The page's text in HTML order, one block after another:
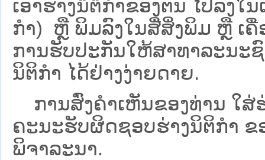
ເອົາຮ່າງນິຕິກຳຂອງຕົນ ໄປລົງໃ
ກຳ) ຫຼື ພິມລົງໃນສື່ສິ່ງພິມ ຫຼື ເຄື່
ການຮັບປະກັນໃຫ້ສາທາລະນະ
ນິຕິກຳ ໄດ້ຢ່າງງ່າຍດາຍ.
ການສົ່ງຄໍາເຫັນຂອງທ່ານ ໃສ່
ຄະນະຮັບຜິດຊອບຮ່າງນິຕິກຳ ຂ
ພິຈາລະນາ.